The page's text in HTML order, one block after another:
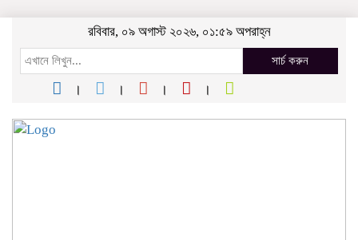
রবিবার, ০৯ অগাস্ট ২০২৬, ০১:৫৯ অপরাহ্ন
সার্চ করুন